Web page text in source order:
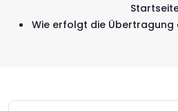
Wie erfolgt die Übertragung